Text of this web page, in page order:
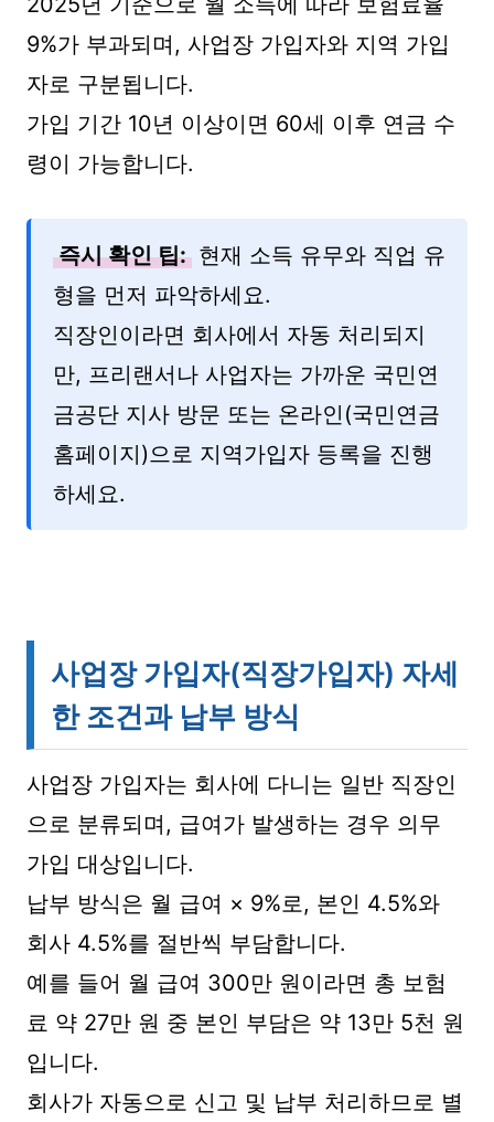
9%가 부과되며, 사업장 가입자와 지역 가입
자로 구분됩니다.
가입 기간 10년 이상이면 60세 이후 연금 수
령이 가능합니다.
즉시 확인 팁: 현재 소득 유무와 직업 유
형을 먼저 파악하세요.
직장인이라면 회사에서 자동 처리되지
만, 프리랜서나 사업자는 가까운 국민연
금공단 지사 방문 또는 온라인(국민연금
홈페이지)으로 지역가입자 등록을 진행
하세요.
사업장 가입자(직장가입자) 자세
한 조건과 납부 방식
사업장 가입자는 회사에 다니는 일반 직장인
으로 분류되며, 급여가 발생하는 경우 의무
가입 대상입니다.
납부 방식은 월 급여 × 9%로, 본인 4.5%와
회사 4.5%를 절반씩 부담합니다.
예를 들어 월 급여 300만 원이라면 총 보험
료 약 27만 원 중 본인 부담은 약 13만 5천 원
입니다.
회사가 자동으로 신고 및 납부 처리하므로 별